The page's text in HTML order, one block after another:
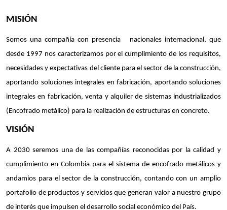
MISIÓN
Somos una compañía con presencia nacionales internacional, que
desde 1997 nos caracterizamos por el cumplimiento de los requisitos,
necesidades y expectativas del cliente para el sector de la construcción,
aportando soluciones integrales en fabricación, aportando soluciones
integrales en fabricación, venta y alquiler de sistemas industrializados
(Encofrado metálico) para la realización de estructuras en concreto.
VISIÓN
A 2030 seremos una de las compañías reconocidas por la calidad y
cumplimiento en Colombia para el sistema de encofrado metálicos y
andamios para el sector de la construcción, contando con un amplio
portafolio de productos y servicios que generan valor a nuestro grupo
de interés que impulsen el desarrollo social económico del País.